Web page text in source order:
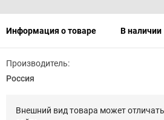
Информация о товаре В наличии
Производитель:
Россия
Внешний вид товара может